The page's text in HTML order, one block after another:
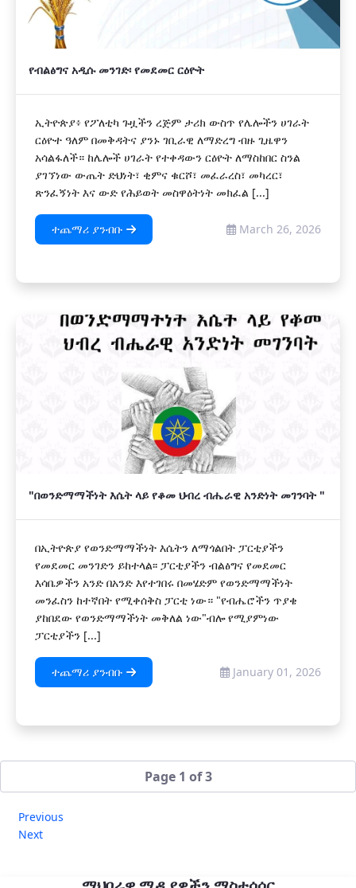
የብልፅግና አዲሱ መንገድ፡ የመደመር ርዕዮት
ኢትዮጵያ፥ የፖለቲካ ጉዟችን ረጅም ታሪክ ውስጥ የሌሎችን ሀገራት
ርዕዮተ ዓለም በመቅዳትና ያንኑ ገቢራዊ ለማድረግ ብዙ ጊዜዋን
አሳልፋለች። ከሌሎች ሀገራት የተቀዳውን ርዕዮት ለማስከበር ስንል
ያገኘነው ውጤት ድህነት፣ ቂምና ቁርሾ፣ መፈራረስ፣ መካረር፣
ጽንፈኝነት እና ውድ የሕይወት መስዋዕትነት መክፈል [...]
ተጨማሪ ያንብቡ March 26, 2026
"በወንድማማችነት እሴት ላይ የቆመ ህብረ ብሔራዊ አንድነት መገንባት "
በኢትዮጵያ የወንድማማችነት እሴትን ለማጎልበት ፓርቲያችን
የመደመር መንገድን ይከተላል፡፡ ፓርቲያችን ብልፅግና የመደመር
እሳቤዎችን አንድ በአንድ እየተገበሩ በመሄድም የወንድማማችነት
መንፈስን ከተኛበት የሚቀሰቅስ ፓርቲ ነው። "የብሔሮችን ጥያቄ
ያከበደው የወንድማማችነት መቅለል ነው"ብሎ የሚያምነው
ፓርቲያችን [...]
ተጨማሪ ያንብቡ January 01, 2026
Page 1 of 3
Previous
Next